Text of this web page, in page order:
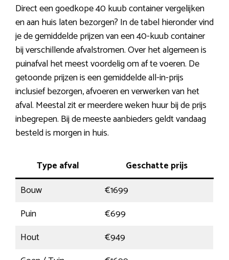
Direct een goedkope 40 kuub container vergelijken
en aan huis laten bezorgen? In de tabel hieronder vind
je de gemiddelde prijzen van een 40-kuub container
bij verschillende afvalstromen. Over het algemeen is
puinafval het meest voordelig om af te voeren. De
getoonde prijzen is een gemiddelde all-in-prijs
inclusief bezorgen, afvoeren en verwerken van het
afval. Meestal zit er meerdere weken huur bij de prijs
inbegrepen. Bij de meeste aanbieders geldt vandaag
besteld is morgen in huis.
Type afval
Geschatte prijs
Bouw
€1699
Puin
€699
Hout
€949